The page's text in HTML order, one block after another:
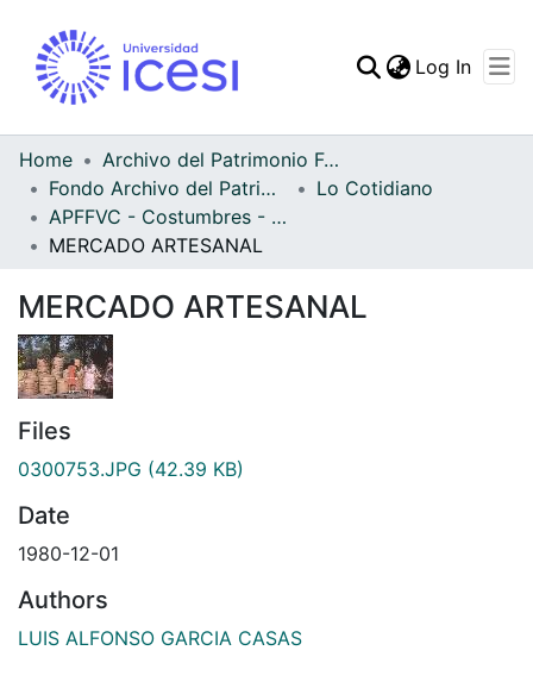
Statistics
Log In
Home
Archivo del Patrimonio Fotográfico y Fílmico del Valle del Cauca
Fondo Archivo del Patrimonio Fotográfico y Fílmico del Valle del Cauca
Lo Cotidiano
APFFVC - Costumbres - Patrimonial
MERCADO ARTESANAL
MERCADO ARTESANAL
Files
0300753.JPG (42.39 KB)
Date
1980-12-01
Authors
LUIS ALFONSO GARCIA CASAS